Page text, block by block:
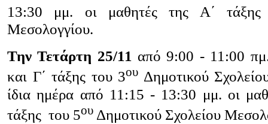
13:30 μμ. οι μαθητές της Α΄
Μεσολογγίου.
Την Τετάρτη 25/11 από 9:00 - 11:00
και Γ΄ τάξης του 3ου Δημοτικού
ίδια ημέρα από 11:15 - 13:30 μμ. οι
τάξης του 5ου Δημοτικού Σχολείου